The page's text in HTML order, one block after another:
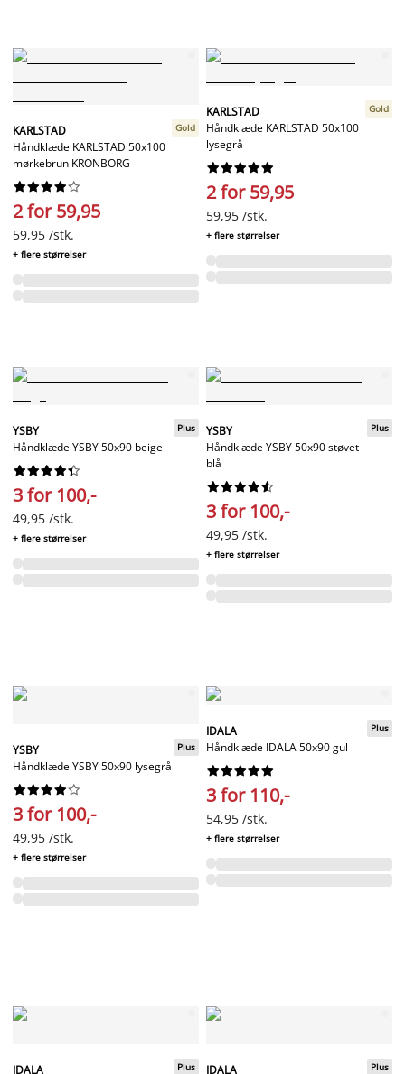
KARLSTAD
Håndklæde KARLSTAD 50x100
mørkebrun KRONBORG
Gold






2 for 59,95
59,95 /stk.
+ flere størrelser
KARLSTAD
Håndklæde KARLSTAD 50x100
lysegrå
Gold






2 for 59,95
59,95 /stk.
+ flere størrelser
YSBY
Håndklæde YSBY 50x90 beige
Plus






3 for 100,-
49,95 /stk.
+ flere størrelser
YSBY
Håndklæde YSBY 50x90 støvet
blå
Plus






3 for 100,-
49,95 /stk.
+ flere størrelser
YSBY
Håndklæde YSBY 50x90 lysegrå
Plus






3 for 100,-
49,95 /stk.
+ flere størrelser
IDALA
Håndklæde IDALA 50x90 gul
Plus






3 for 110,-
54,95 /stk.
+ flere størrelser
IDALA Plus IDALA Plus